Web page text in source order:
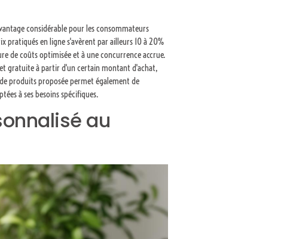
considérable pour les consommateurs
pratiqués en ligne s'avèrent par ailleurs 10 à 20%
de coûts optimisée et à une concurrence accrue.
gratuite à partir d'un certain montant d'achat,
produits proposée permet également de
à ses besoins spécifiques.
au